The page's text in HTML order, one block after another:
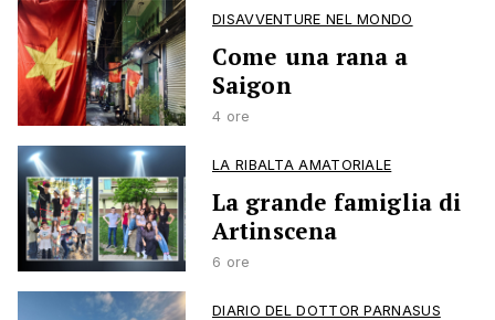
DISAVVENTURE NEL MONDO
Come una rana a
Saigon
4 ore
LA RIBALTA AMATORIALE
La grande famiglia di
Artinscena
6 ore
DIARIO DEL DOTTOR PARNASUS